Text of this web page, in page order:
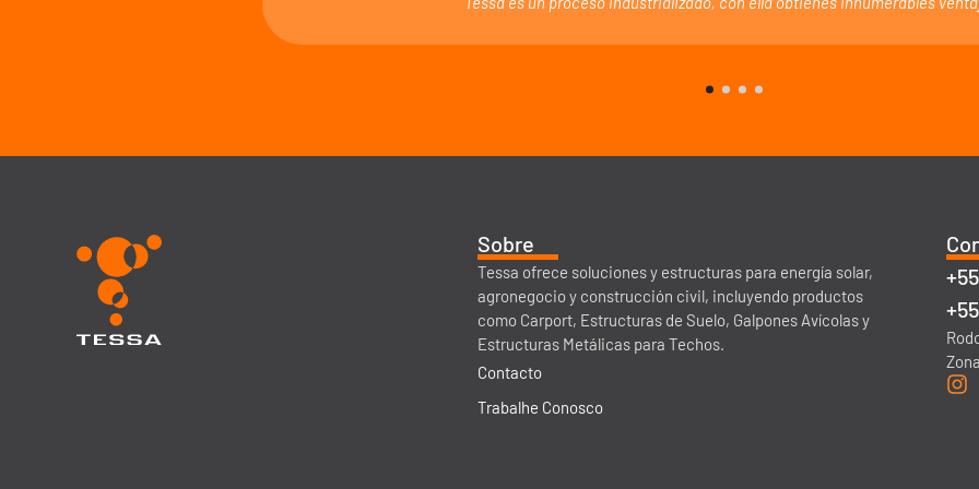
Sobre
Tessa ofrece soluciones y estructuras para energía solar,
agronegocio y construcción civil, incluyendo productos
como Carport, Estructuras de Suelo, Galpones Avícolas y
Estructuras Metálicas para Techos.
Contacto
Trabalhe Conosco